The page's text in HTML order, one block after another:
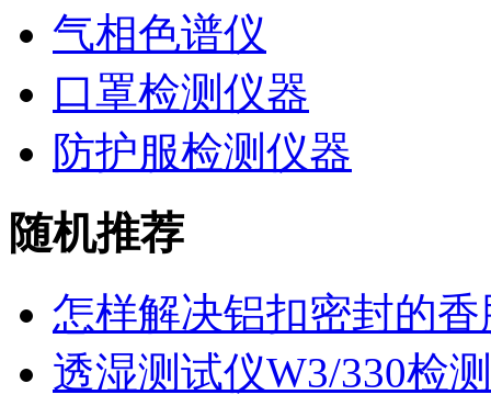
气相色谱仪
口罩检测仪器
防护服检测仪器
随机推荐
怎样解决铝扣密封的
透湿测试仪W3/330检